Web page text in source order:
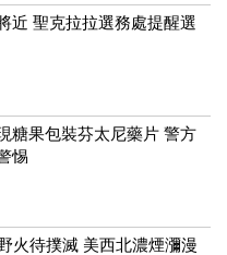
近 聖克拉拉選務處提醒選
糖果包裝芬太尼藥片 警方
惕
火待撲滅 美西北濃煙瀰漫